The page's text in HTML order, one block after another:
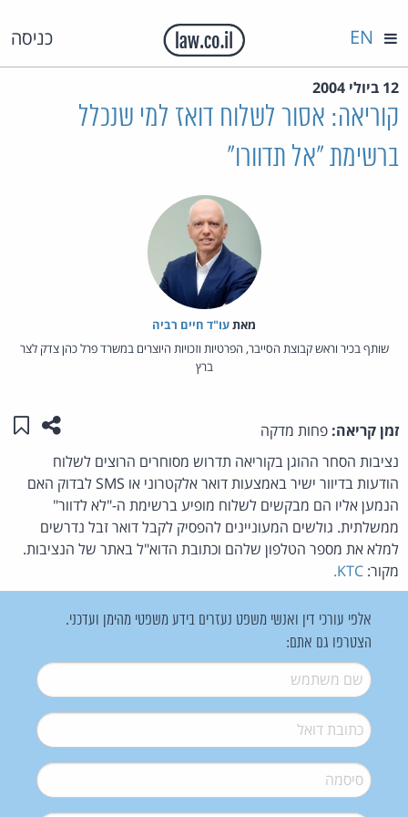
כניסה EN
12 ביולי 2004
קוריאה: אסור לשלוח דואז למי שנכלל
ברשימת "אל תדוורו"
מאת‏עו"ד חיים רביה
שותף בכיר וראש קבוצת הסייבר, הפרטיות וזכויות היוצרים במשרד פרל כהן צדק לצר
ברץ
זמן קריאה: פחות מדקה שתפו
נציבות הסחר ההוגן בקוריאה תדרוש מסוחרים הרוצים לשלוח
הודעות בדיוור ישיר באמצעות דואר אלקטרוני או SMS לבדוק האם
הנמען אליו הם מבקשים לשלוח מופיע ברשימת ה-"לא לדוור"
ממשלתית. גולשים המעוניינים להפסיק לקבל דואר זבל נדרשים
למלא את מספר הטלפון שלהם וכתובת הדוא"ל באתר של הנציבות.
מקור: KTC.
אלפי עורכי דין ואנשי משפט נעזרים בידע משפטי מהימן ועדכני.
הצטרפו גם אתם:
שם משתמש*
דואל*
סיסמה*